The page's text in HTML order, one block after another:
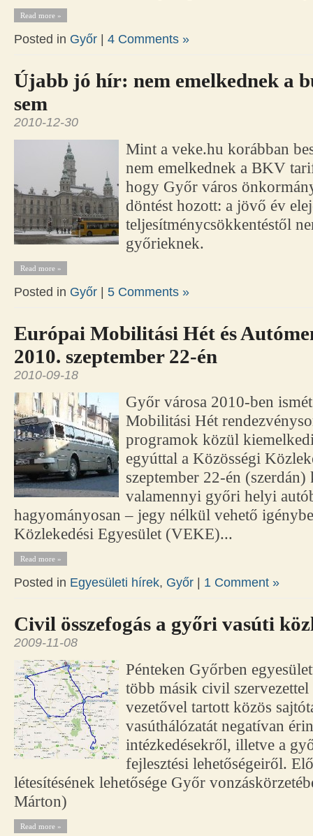
Read more »
Posted in Győr | 4 Comments »
Újabb jó hír: nem emelkednek a
sem
2010-12-30
Mint a veke.hu korábban
nem emelkednek a BKV
hogy Győr város
döntést hozott: a jövő év
teljesítménycsökkentéstől
győrieknek.
Read more »
Posted in Győr | 5 Comments »
Európai Mobilitási Hét és
2010. szeptember 22-én
2010-09-18
Győr városa 2010-ben
Mobilitási Hét
programok közül
egyúttal a Közösségi
szeptember 22-én
valamennyi győri helyi
hagyományosan – jegy nélkül vehető
Közlekedési Egyesület (VEKE)...
Read more »
Posted in Egyesületi hírek, Győr | 1 Comment »
Civil összefogás a győri vasúti
2009-11-08
Pénteken Győrben
több másik civil
vezetővel tartott közös
vasúthálózatát negatívan
intézkedésekről, illetve a
fejlesztési lehetőségeiről.
létesítésének lehetősége Győr
Márton)
Read more »